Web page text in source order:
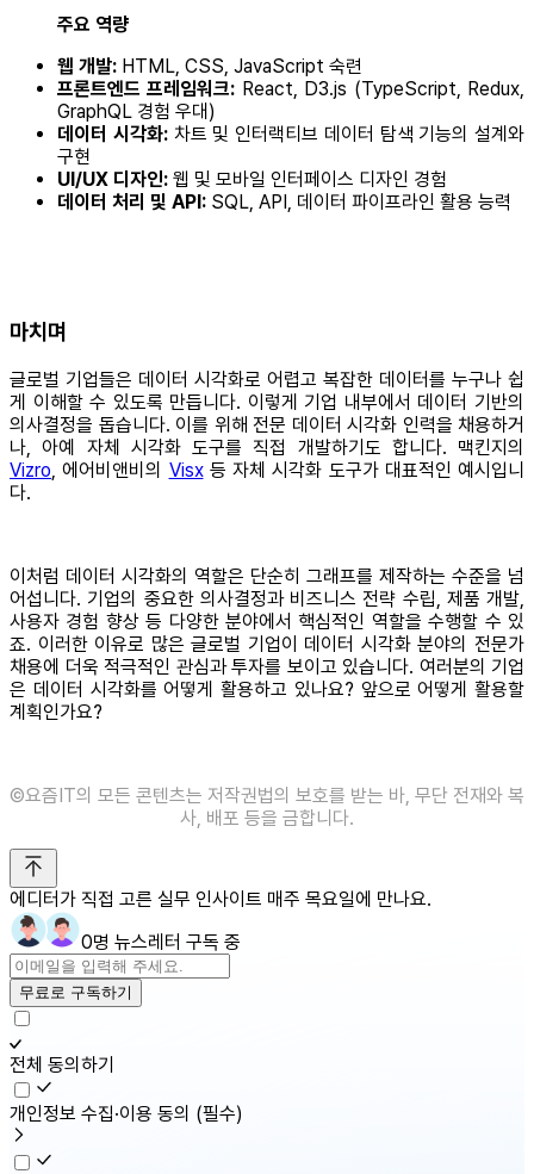
주요 역량
웹 개발: HTML, CSS, JavaScript 숙련
프론트엔드 프레임워크: React, D3.js (TypeScript, Redux,
GraphQL 경험 우대)
데이터 시각화:차트 및 인터랙티브 데이터 탐색 기능의 설계와
구현
UI/UX 디자인: 웹 및 모바일 인터페이스 디자인 경험
데이터 처리 및 API: SQL, API, 데이터 파이프라인 활용 능력
마치며
글로벌 기업들은 데이터 시각화로 어렵고 복잡한 데이터를 누구나 쉽
게 이해할 수 있도록 만듭니다. 이렇게 기업 내부에서 데이터 기반의
의사결정을 돕습니다. 이를 위해 전문 데이터 시각화 인력을 채용하거
나, 아예 자체 시각화 도구를 직접 개발하기도 합니다. 맥킨지의
Vizro, 에어비앤비의 Visx등 자체 시각화 도구가 대표적인 예시입니
다.
이처럼 데이터 시각화의 역할은 단순히 그래프를 제작하는 수준을 넘
어섭니다. 기업의 중요한 의사결정과 비즈니스 전략 수립, 제품 개발,
사용자 경험 향상 등 다양한 분야에서 핵심적인 역할을 수행할 수 있
죠. 이러한 이유로 많은 글로벌 기업이 데이터 시각화 분야의 전문가
채용에 더욱 적극적인 관심과 투자를 보이고 있습니다. 여러분의 기업
은 데이터 시각화를 어떻게 활용하고 있나요? 앞으로 어떻게 활용할
계획인가요?
©️요즘IT의 모든 콘텐츠는 저작권법의 보호를 받는 바, 무단 전재와 복
사, 배포 등을 금합니다.
에디터가 직접 고른 실무 인사이트 매주 목요일에 만나요.
0명 뉴스레터 구독 중
무료로 구독하기
전체 동의하기
개인정보 수집·이용 동의 (필수)